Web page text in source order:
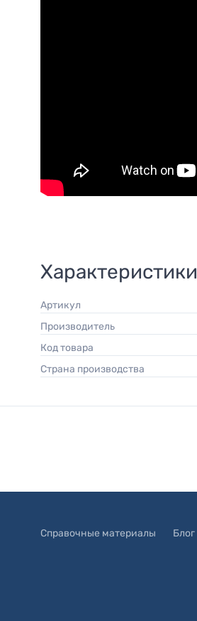
Характеристики
Артикул
Производитель
Код товара
Страна производства
Справочные материалы Блог